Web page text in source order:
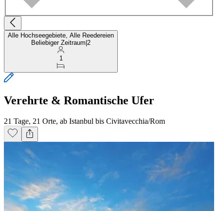
Alle Hochseegebiete, Alle Reedereien
Beliebiger Zeitraum 2
1
Verehrte & Romantische Ufer
21 Tage, 21 Orte, ab Istanbul bis Civitavecchia/Rom